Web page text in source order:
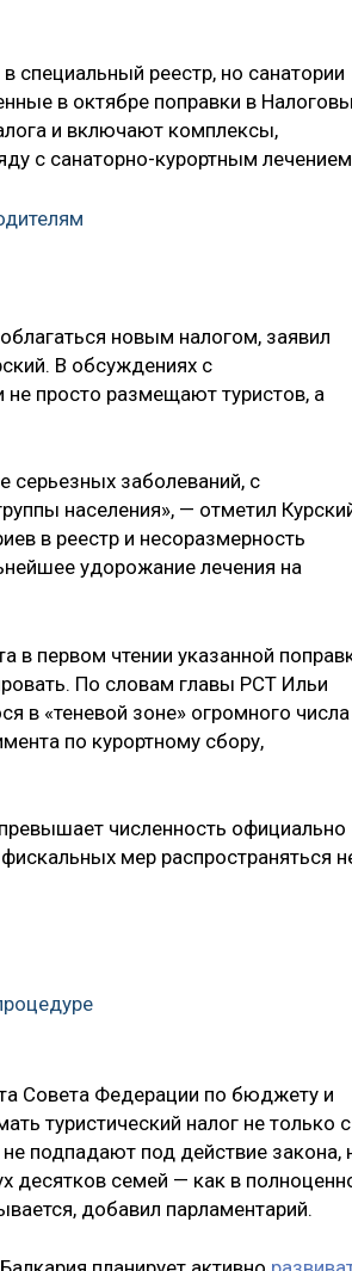
реестр, но санатории
в октябре поправки в
и включают комплексы,
с санаторно-курортным
новым налогом, заявил
В обсуждениях с
просто размещают туристов, а
серьезных заболеваний, с
населения», — отметил
в реестр и несоразмерность
удорожание лечения на
в первом чтении указанной
По словам главы РСТ Ильи
в «теневой зоне» огромного числа
по курортному сбору,
численность официально
мер распространяться
Совета Федерации по бюджету и
туристический налог не только с
подпадают под действие закона,
десятков семей — как в
добавил парламентарий.